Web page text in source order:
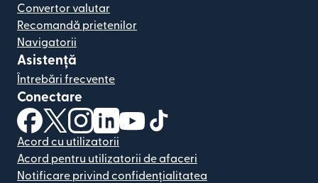
Convertor valutar
Recomandă prietenilor
Navigatorii
Asistență
Întrebări frecvente
Conectare
(se deschide într-o fereastră nouă)
(se deschide într-o fereastră nouă)
(se deschide într-o fereastră nouă)
(se deschide într-o fereastră nouă)
(se deschide într-o fereastră
Acord cu utilizatorii
Acord pentru utilizatorii de afaceri
Notificare privind confidențialitatea